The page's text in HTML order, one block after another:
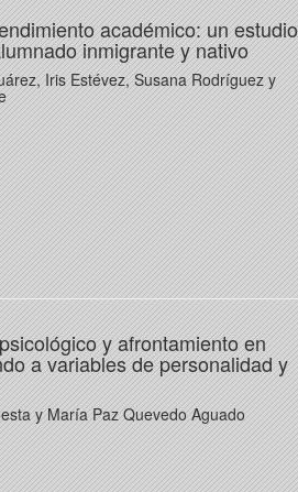
académico: un estudio
inmigrante y nativo
Iris Estévez, Susana Rodríguez y
y afrontamiento en
a variables de personalidad y
y María Paz Quevedo Aguado